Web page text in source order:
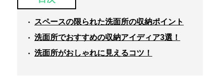
スペースの限られた洗面所の収納ポイント
洗面所でおすすめの収納アイディア3選！
洗面所がおしゃれに見えるコツ！